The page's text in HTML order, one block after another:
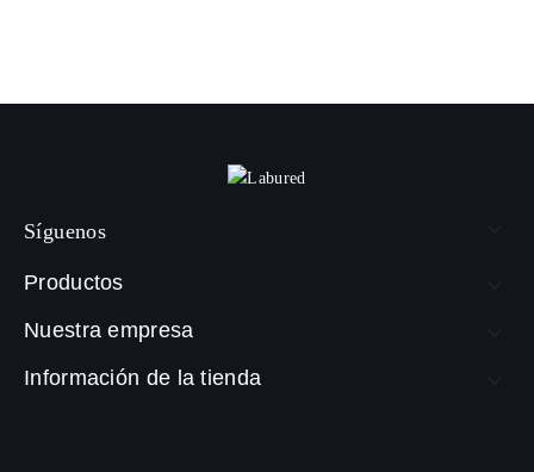
Síguenos
Productos
Nuestra empresa
Información de la tienda